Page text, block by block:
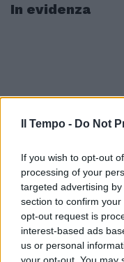
Il Tempo - Do Not
If you wish to opt-out
processing of your
targeted advertising
section to confirm
opt-out request is
interest-based ads
us or personal
your opt-out. You may
In evidenza